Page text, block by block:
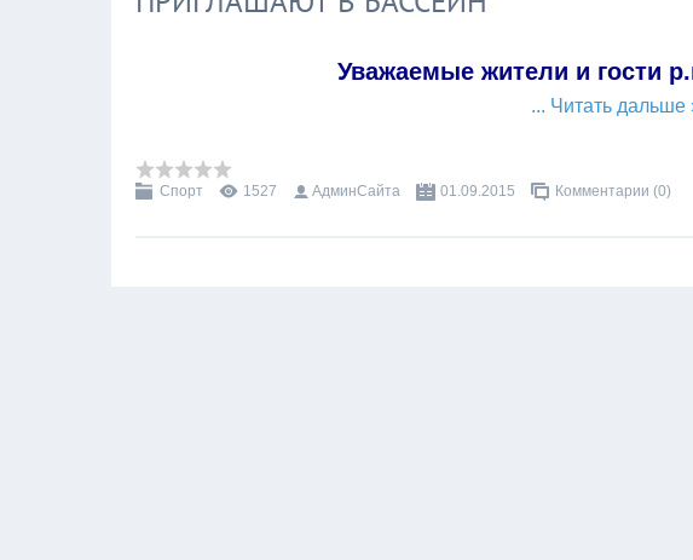
Уважаемые жители и гости
... Читать дальше
Спорт 1527 АдминСайта 01.09.2015 Комментарии (0)